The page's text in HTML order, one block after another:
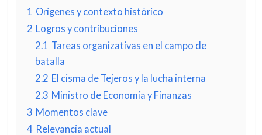
1 Orígenes y contexto histórico
2 Logros y contribuciones
2.1 Tareas organizativas en el campo de
batalla
2.2 El cisma de Tejeros y la lucha interna
2.3 Ministro de Economía y Finanzas
3 Momentos clave
4 Relevancia actual